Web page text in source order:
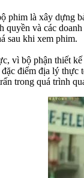
phim là xây dựng
và các
sau khi xem phim.
vì bộ phận thiết
điểm địa lý
trong quá trình